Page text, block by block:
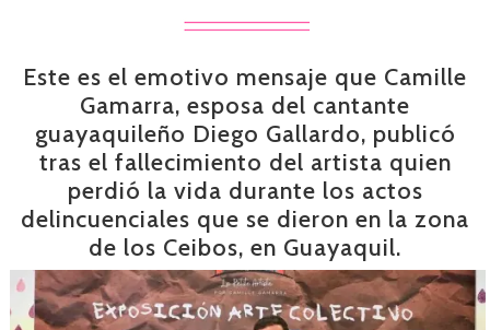
Este es el emotivo mensaje que Camille
Gamarra, esposa del cantante
guayaquileño Diego Gallardo, publicó
tras el fallecimiento del artista quien
perdió la vida durante los actos
delincuenciales que se dieron en la zona
de los Ceibos, en Guayaquil.